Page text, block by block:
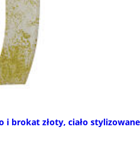
i brokat złoty, ciało